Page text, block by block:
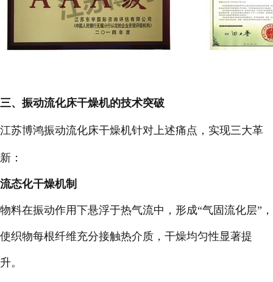
三、振动流化床干燥机的技术突破
江苏博鸿振动流化床干燥机针对上述痛点，实现三大革
新：
流态化干燥机制
物料在振动作用下悬浮于热气流中，形成“气固流化层”，
使织物每根纤维充分接触热介质，干燥均匀性显著提
升。